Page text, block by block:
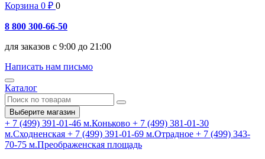
Корзина 0 ₽ 0
8 800 300-66-50
для заказов с 9:00 до 21:00
Написать нам письмо
Каталог
Выберите магазин
+ 7 (499) 391-01-46 м.Коньково + 7 (499) 381-01-30
м.Сходненская + 7 (499) 391-01-69 м.Отрадное + 7 (499) 343-
70-75 м.Преображенская площадь